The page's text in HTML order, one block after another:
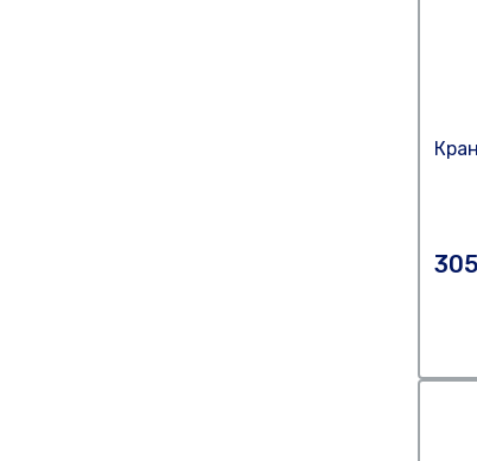
305